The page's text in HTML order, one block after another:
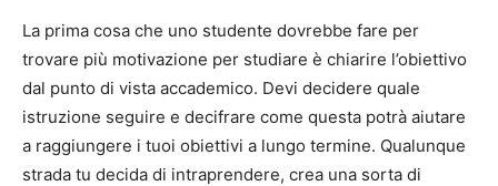
La prima cosa che uno studente dovrebbe fare per
trovare più motivazione per studiare è chiarire l’obiettivo
dal punto di vista accademico. Devi decidere quale
istruzione seguire e decifrare come questa potrà aiutare
a raggiungere i tuoi obiettivi a lungo termine. Qualunque
strada tu decida di intraprendere, crea una sorta di